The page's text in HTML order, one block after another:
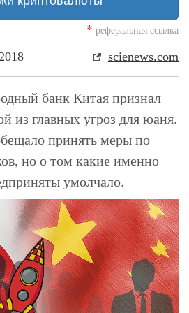
* реферальная ссылка
scienews.com
банк Китая признал
из главных угроз для юаня.
принять меры по
но о том какие именно
умолчало.